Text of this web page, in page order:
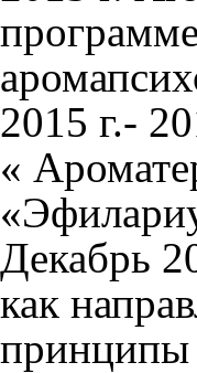
2015 г.-
«
Декабрь
как
принципы